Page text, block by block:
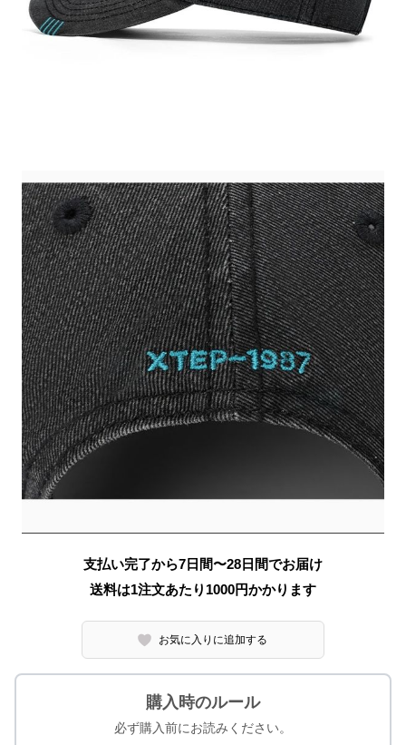
支払い完了から7日間〜28日間でお届け
送料は1注文あたり 1000円かかります
お気に入りに追加する
購入時のルール
必ず購入前にお読みください。